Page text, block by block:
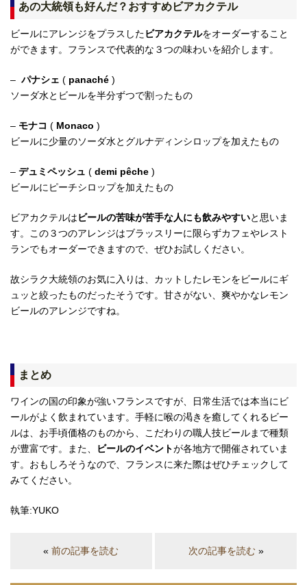
あの大統領も好んだ？おすすめビアカクテル
ビールにアレンジをプラスしたビアカクテルをオーダーすること
ができます。フランスで代表的な３つの味わいを紹介します。
– パナシェ ( panaché )
ソーダ水とビールを半分ずつで割ったもの
– モナコ ( Monaco )
ビールに少量のソーダ水とグルナディンシロップを加えたもの
– デュミペッシュ ( demi pêche )
ビールにピーチシロップを加えたもの
ビアカクテルはビールの苦味が苦手な人にも飲みやすいと思いま
す。この３つのアレンジはブラッスリーに限らずカフェやレスト
ランでもオーダーできますので、ぜひお試しください。
故シラク大統領のお気に入りは、カットしたレモンをビールにギ
ュッと絞ったものだったそうです。甘さがない、爽やかなレモン
ビールのアレンジですね。
まとめ
ワインの国の印象が強いフランスですが、日常生活では本当にビ
ールがよく飲まれています。手軽に喉の渇きを癒してくれるビー
ルは、お手頃価格のものから、こだわりの職人技ビールまで種類
が豊富です。また、
ビールのイベントが各地方で開催されていま
す。おもしろそうなので、フランスに来た際はぜひチェックして
みてください。
執筆:YUKO
«前の記事を読む 次の記事を読む»